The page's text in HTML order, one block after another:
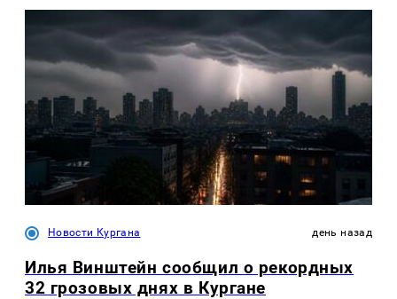
Новости Кургана день назад
Илья Винштейн сообщил о рекордных
32 грозовых днях в Кургане